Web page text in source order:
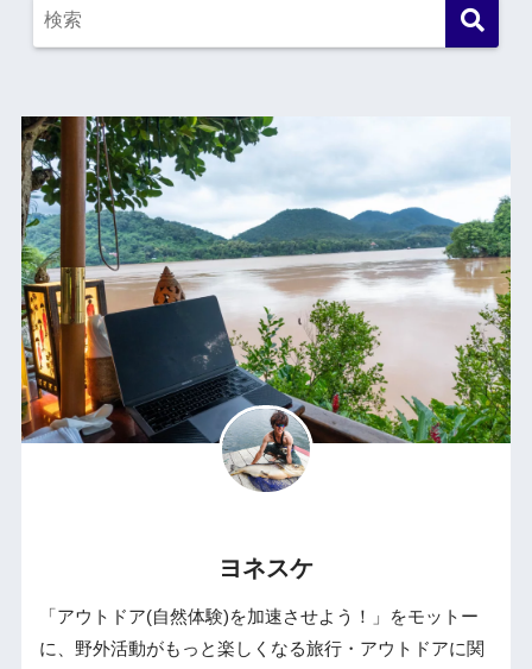
ヨネスケ
「アウトドア(自然体験)を加速させよう！」をモットー
に、野外活動がもっと楽しくなる旅行・アウトドアに関